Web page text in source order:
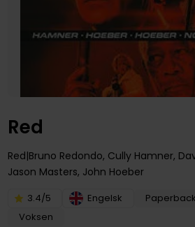
Red
Red Bruno Redondo, Cully Hamner,
Jason Masters, John Hoeber
3.4/5 Engelsk Paperback
Voksen